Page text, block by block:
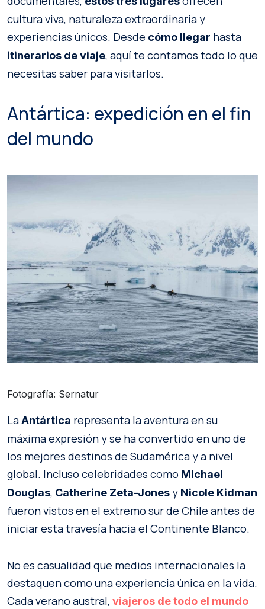
cultura viva, naturaleza extraordinaria y
experiencias únicos. Desde cómo llegar hasta
itinerarios de viaje, aquí te contamos todo lo que
necesitas saber para visitarlos.
Antártica: expedición en el fin
del mundo
Fotografía: Sernatur
LaAntártica representa la aventura en su
máxima expresión y se ha convertido en uno de
los mejores destinos de Sudamérica y a nivel
global. Incluso celebridades como Michael
Douglas, Catherine Zeta-Jones y Nicole Kidman
fueron vistos en el extremo sur de Chile antes de
iniciar esta travesía hacia el Continente Blanco.
No es casualidad que medios internacionales la
destaquen como una experiencia única en la vida.
Cada verano austral, viajeros de todo el mundo